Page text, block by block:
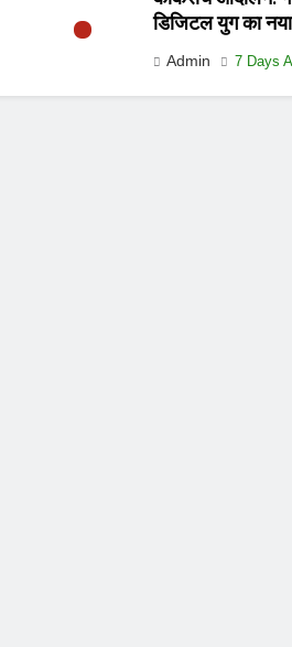
डिजिटल युग का नया
Admin 7 Days